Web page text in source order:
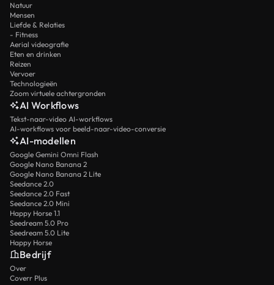
Natuur
Mensen
Liefde & Relaties
- Fitness
Aerial videografie
Eten en drinken
Reizen
Vervoer
Technologieën
Zoom virtuele achtergronden
AI Workflows
Tekst-naar-video AI-workflows
AI-workflows voor beeld-naar-video-conversie
AI-modellen
Google Gemini Omni Flash
Google Nano Banana 2
Google Nano Banana 2 Lite
Seedance 2.0
Seedance 2.0 Fast
Seedance 2.0 Mini
Happy Horse 1.1
Seedream 5.0 Pro
Seedream 5.0 Lite
Happy Horse
Bedrijf
Over
Coverr Plus